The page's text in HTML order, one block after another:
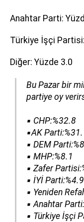
Anahtar Parti:
Türkiye İşçi
Diğer: Yüzde 3.0
Bu Pazar bir
partiye oy
▪️ CHP:%32.8
▪️AK
▪️ DEM
▪️ MHP:%8.1
▪️ Zafer
▪️ İYİ Parti:%4.9
▪️ Yeniden
▪️ Anahtar
▪️ Türkiye İşçi